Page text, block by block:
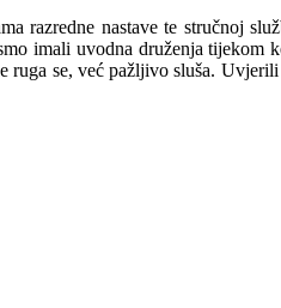
razredne nastave te stručnoj
imali uvodna druženja
se, već pažljivo sluša.